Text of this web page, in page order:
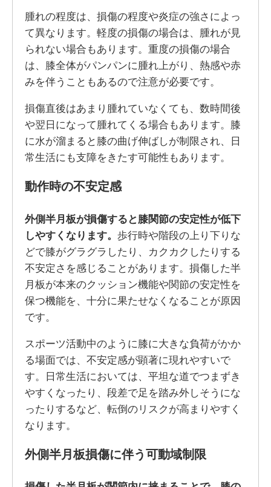
腫れの程度は、損傷の程度や炎症の強さによっ
て異なります。軽度の損傷の場合は、腫れが見
られない場合もあります。重度の損傷の場合
は、膝全体がパンパンに腫れ上がり、熱感や赤
みを伴うこともあるので注意が必要です。
損傷直後はあまり腫れていなくても、数時間後
や翌日になって腫れてくる場合もあります。膝
に水が溜まると膝の曲げ伸ばしが制限され、日
常生活にも支障をきたす可能性もあります。
動作時の不安定感
外側半月板が損傷すると膝関節の安定性が低下
しやすくなります。 歩行時や階段の上り下りな
どで膝がグラグラしたり、カクカクしたりする
不安定さを感じることがあります。損傷した半
月板が本来のクッション機能や関節の安定性を
保つ機能を、十分に果たせなくなることが原因
です。
スポーツ活動中のように膝に大きな負荷がかか
る場面では、不安定感が顕著に現れやすいで
す。日常生活においては、平坦な道でつまずき
やすくなったり、段差で足を踏み外しそうにな
ったりするなど、転倒のリスクが高まりやすく
なります。
外側半月板損傷に伴う可動域制限